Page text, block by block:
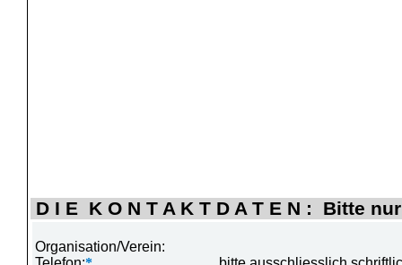
D I E K O N T A K T D A T E N : Bitte
Organisation/Verein: